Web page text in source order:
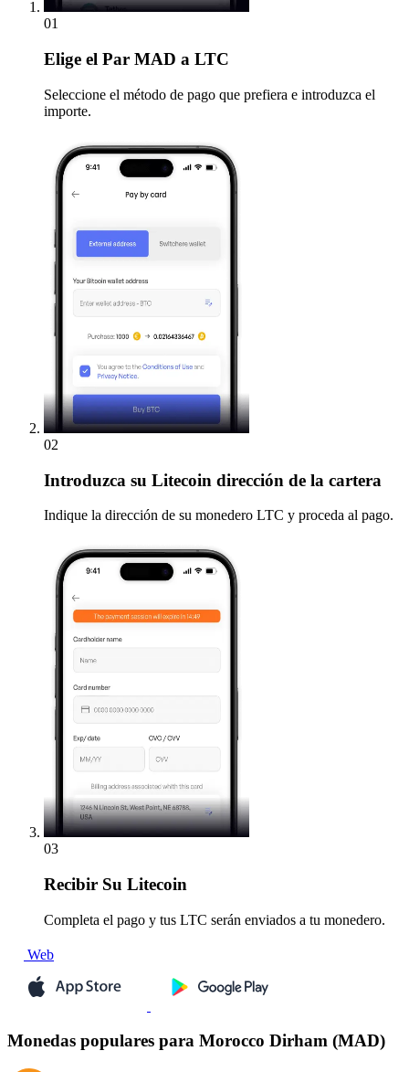
01
Elige el Par MAD a LTC
Seleccione el método de pago que prefiera e introduzca el
importe.
02
Introduzca su Litecoin dirección de la cartera
Indique la dirección de su monedero LTC y proceda al pago.
03
Recibir Su Litecoin
Completa el pago y tus LTC serán enviados a tu monedero.
Web
Monedas populares para Morocco Dirham (MAD)